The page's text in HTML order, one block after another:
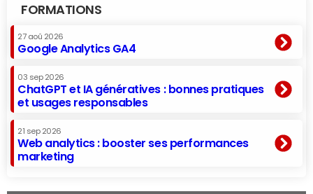
FORMATIONS
27 aoû 2026
Google Analytics GA4
03 sep 2026
ChatGPT et IA génératives : bonnes pratiques
et usages responsables
21 sep 2026
Web analytics : booster ses performances
marketing